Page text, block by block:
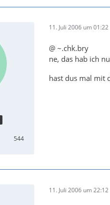
544
11. Juli 2006 um 01:22
@ ~.chk.bry
ne, das hab ich
hast dus mal mit
11. Juli 2006 um 22:12